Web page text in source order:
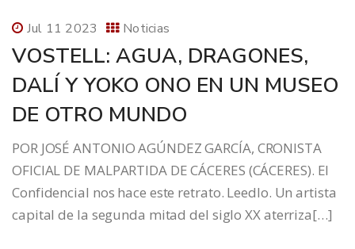
Jul 11 2023 Noticias
VOSTELL: AGUA, DRAGONES,
DALÍ Y YOKO ONO EN UN MUSEO
DE OTRO MUNDO
POR JOSÉ ANTONIO AGÚNDEZ GARCÍA, CRONISTA
OFICIAL DE MALPARTIDA DE CÁCERES (CÁCERES). El
Confidencial nos hace este retrato. Leedlo. Un artista
capital de la segunda mitad del siglo XX aterriza[…]